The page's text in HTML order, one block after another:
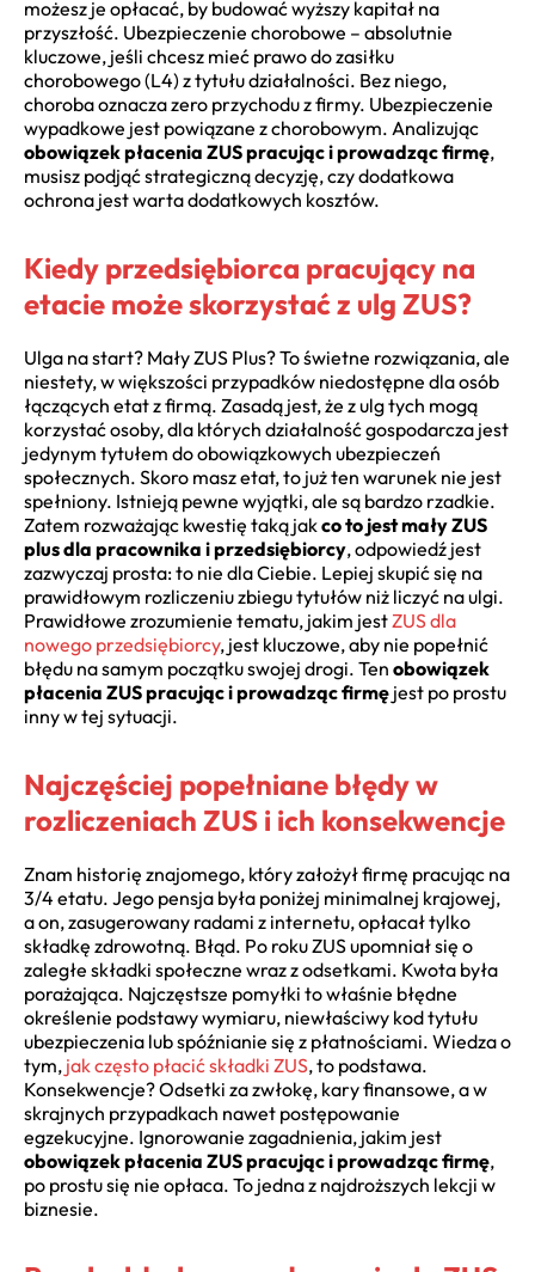
możesz je opłacać, by budować wyższy kapitał na
przyszłość. Ubezpieczenie chorobowe – absolutnie
kluczowe, jeśli chcesz mieć prawo do zasiłku
chorobowego (L4) z tytułu działalności. Bez niego,
choroba oznacza zero przychodu z firmy. Ubezpieczenie
wypadkowe jest powiązane z chorobowym. Analizując
obowiązek płacenia ZUS pracując i prowadząc firmę,
musisz podjąć strategiczną decyzję, czy dodatkowa
ochrona jest warta dodatkowych kosztów.
Kiedy przedsiębiorca pracujący na
etacie może skorzystać z ulg ZUS?
Ulga na start? Mały ZUS Plus? To świetne rozwiązania, ale
niestety, w większości przypadków niedostępne dla osób
łączących etat z firmą. Zasadą jest, że z ulg tych mogą
korzystać osoby, dla których działalność gospodarcza jest
jedynym tytułem do obowiązkowych ubezpieczeń
społecznych. Skoro masz etat, to już ten warunek nie jest
spełniony. Istnieją pewne wyjątki, ale są bardzo rzadkie.
Zatem rozważając kwestię taką jakco to jest mały ZUS
plus dla pracownika i przedsiębiorcy, odpowiedź jest
zazwyczaj prosta: to nie dla Ciebie. Lepiej skupić się na
prawidłowym rozliczeniu zbiegu tytułów niż liczyć na ulgi.
Prawidłowe zrozumienie tematu, jakim jestZUS dla
nowego przedsiębiorcy, jest kluczowe, aby nie popełnić
błędu na samym początku swojej drogi. Ten obowiązek
płacenia ZUS pracując i prowadząc firmę jest po prostu
inny w tej sytuacji.
Najczęściej popełniane błędy w
rozliczeniach ZUS i ich konsekwencje
Znam historię znajomego, który założył firmę pracując na
3/4 etatu. Jego pensja była poniżej minimalnej krajowej,
a on, zasugerowany radami z internetu, opłacał tylko
składkę zdrowotną. Błąd. Po roku ZUS upomniał się o
zaległe składki społeczne wraz z odsetkami. Kwota była
porażająca. Najczęstsze pomyłki to właśnie błędne
określenie podstawy wymiaru, niewłaściwy kod tytułu
ubezpieczenia lub spóźnianie się z płatnościami. Wiedza o
tym, jak często płacić składki ZUS, to podstawa.
Konsekwencje? Odsetki za zwłokę, kary finansowe, a w
skrajnych przypadkach nawet postępowanie
egzekucyjne. Ignorowanie zagadnienia, jakim jest
obowiązek płacenia ZUS pracując i prowadząc firmę,
po prostu się nie opłaca. To jedna z najdroższych lekcji w
biznesie.